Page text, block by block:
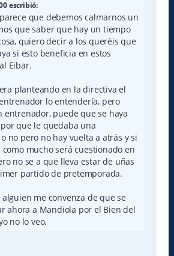
escribió:
que debemos calmarnos un
que saber que hay un tiempo
quiero decir a los queréis que
si esto beneficia en estos
Eibar.
planteando en la directiva el
lo entendería, pero
entrenador, puede que se haya
que le quedaba una
no pero no hay vuelta a atrás y si
como mucho será cuestionado en
no se a que lleva estar de uñas
partido de pretemporada.
alguien me convenza de que se
ahora a Mandiola por el Bien del
no lo veo.